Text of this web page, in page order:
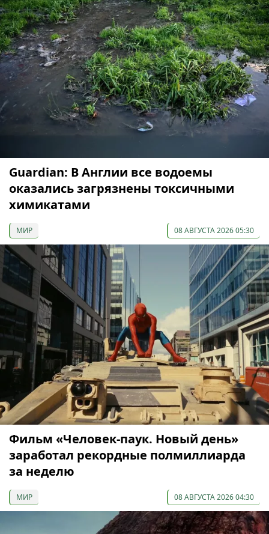
Guardian: В Англии все водоемы
оказались загрязнены токсичными
химикатами
МИР 08 АВГУСТА 2026 05:30
Фильм «Человек-паук. Новый день»
заработал рекордные полмиллиарда
за неделю
МИР 08 АВГУСТА 2026 04:30